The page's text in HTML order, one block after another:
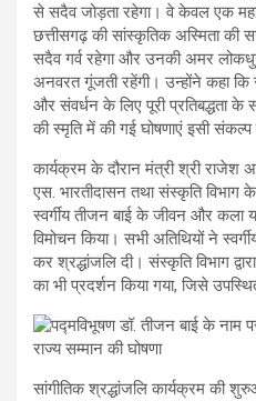
से सदैव जोड़ता रहेगा। वे केवल एक
छत्तीसगढ़ की सांस्कृतिक अस्मिता की
सदैव गर्व रहेगा और उनकी अमर
अनवरत गूंजती रहेंगी। उन्होंने कहा
और संवर्धन के लिए पूरी प्रतिबद्धता के
की स्मृति में की गई घोषणाएं इसी संकल्प
कार्यक्रम के दौरान मंत्री श्री राजेश
एस. भारतीदासन तथा संस्कृति
स्वर्गीय तीजन बाई के जीवन और कला
विमोचन किया। सभी अतिथियों ने
कर श्रद्धांजलि दी। संस्कृति विभाग
का भी प्रदर्शन किया गया, जिसे
सांगीतिक श्रद्धांजलि कार्यक्रम की